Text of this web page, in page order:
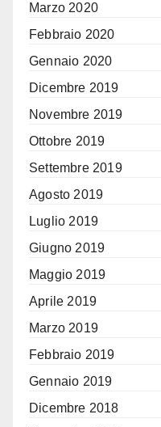
Marzo 2020
Febbraio 2020
Gennaio 2020
Dicembre 2019
Novembre 2019
Ottobre 2019
Settembre 2019
Agosto 2019
Luglio 2019
Giugno 2019
Maggio 2019
Aprile 2019
Marzo 2019
Febbraio 2019
Gennaio 2019
Dicembre 2018